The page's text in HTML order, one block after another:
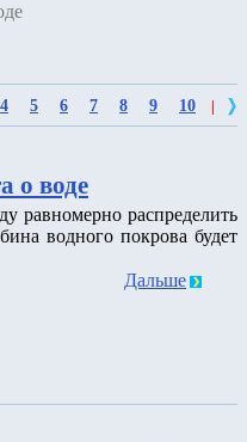
4 5 6 7 8 9 10
о воде
равномерно распределить
водного покрова будет
Дальше